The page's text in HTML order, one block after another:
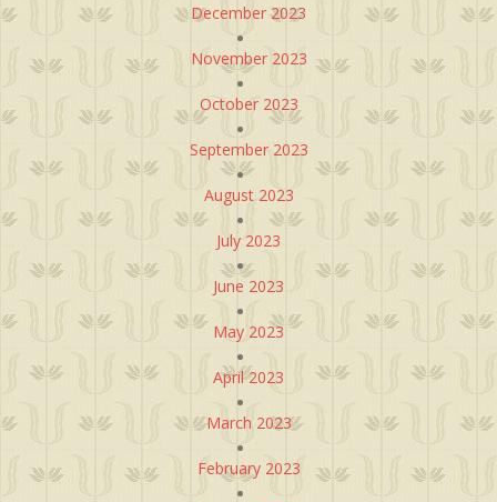
December 2023
November 2023
October 2023
September 2023
August 2023
July 2023
June 2023
May 2023
April 2023
March 2023
February 2023